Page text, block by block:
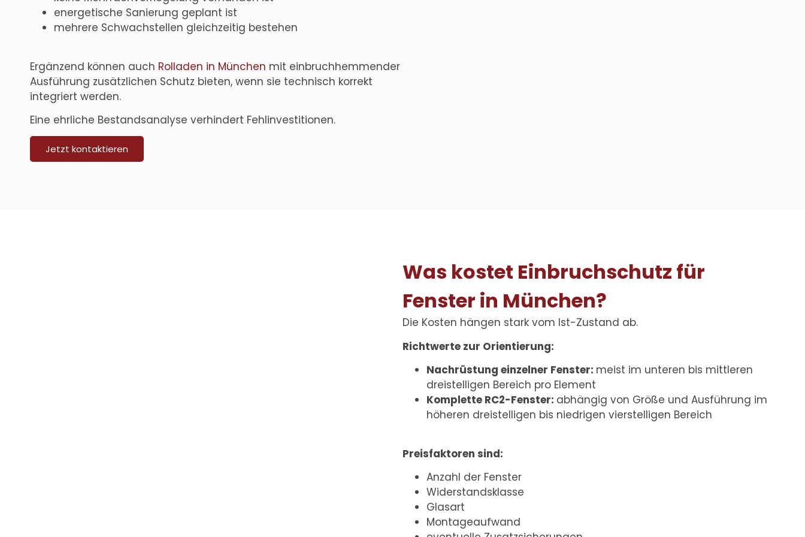
energetische Sanierung geplant ist
mehrere Schwachstellen gleichzeitig bestehen
Ergänzend können auch Rolladen in München mit einbruchhemmender
Ausführung zusätzlichen Schutz bieten, wenn sie technisch korrekt
integriert werden.
Eine ehrliche Bestandsanalyse verhindert Fehlinvestitionen.
Jetzt kontaktieren
Was kostet Einbruchschutz für
Fenster in München?
Die Kosten hängen stark vom Ist-Zustand ab.
Richtwerte zur Orientierung:
Nachrüstung einzelner Fenster: meist im unteren bis mittleren
dreistelligen Bereich pro Element
Komplette RC2-Fenster: abhängig von Größe und Ausführung im
höheren dreistelligen bis niedrigen vierstelligen Bereich
Preisfaktoren sind:
Anzahl der Fenster
Widerstandsklasse
Glasart
Montageaufwand